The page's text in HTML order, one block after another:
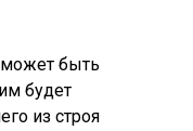
может быть
будет
из строя